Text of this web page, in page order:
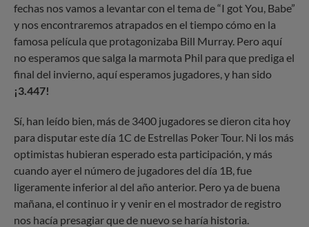
fechas nos vamos a levantar con el tema de “I got You, Babe”
y nos encontraremos atrapados en el tiempo cómo en la
famosa película que protagonizaba Bill Murray. Pero aquí
no esperamos que salga la marmota Phil para que prediga el
final del invierno, aquí esperamos jugadores, y han sido
¡3.447!
Sí, han leído bien, más de 3400 jugadores se dieron cita hoy
para disputar este día 1C de Estrellas Poker Tour. Ni los más
optimistas hubieran esperado esta participación, y más
cuando ayer el número de jugadores del día 1B, fue
ligeramente inferior al del año anterior. Pero ya de buena
mañana, el continuo ir y venir en el mostrador de registro
nos hacía presagiar que de nuevo se haría historia.